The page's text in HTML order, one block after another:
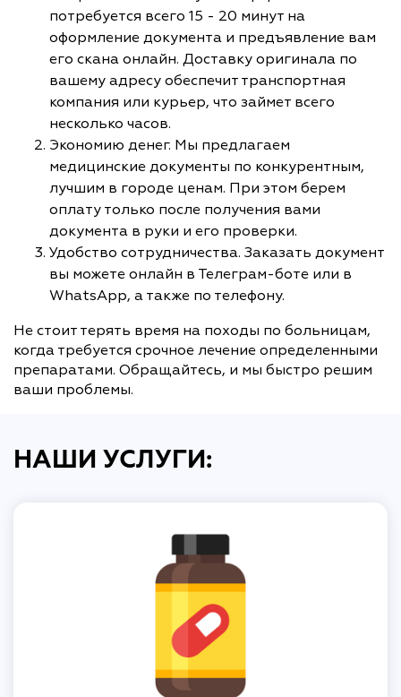
потребуется всего 15 - 20 минут на
оформление документа и предъявление вам
его скана онлайн. Доставку оригинала по
вашему адресу обеспечит транспортная
компания или курьер, что займет всего
несколько часов.
Экономию денег. Мы предлагаем
медицинские документы по конкурентным,
лучшим в городе ценам. При этом берем
оплату только после получения вами
документа в руки и его проверки.
Удобство сотрудничества. Заказать документ
вы можете онлайн в Телеграм-боте или в
WhatsApp, а также по телефону.
Не стоит терять время на походы по больницам,
когда требуется срочное лечение определенными
препаратами. Обращайтесь, и мы быстро решим
ваши проблемы.
НАШИ УСЛУГИ: